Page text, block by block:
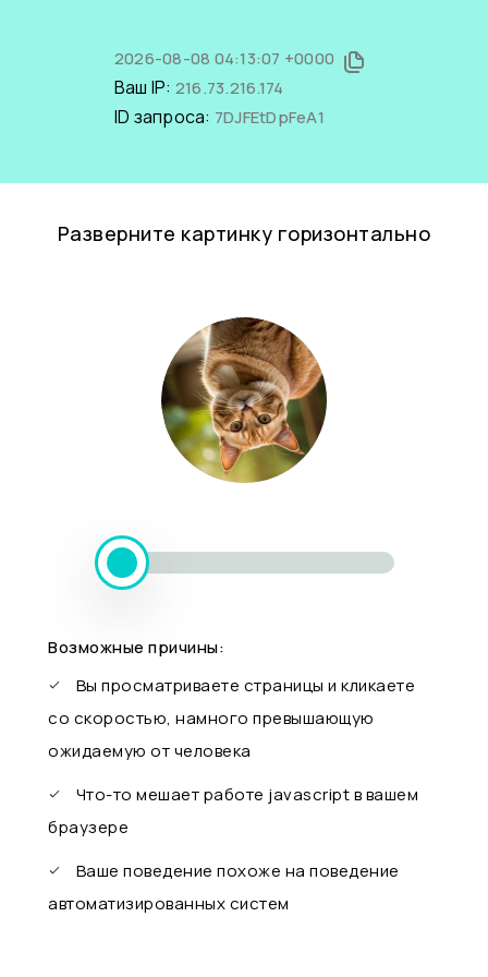
2026-08-08 04:13:07 +0000
Ваш IP: 216.73.216.174
ID запроса: 7DJFEtDpFeA1
Разверните картинку горизонтально
Возможные причины:
Вы просматриваете страницы и кликаете
со скоростью, намного превышающую
ожидаемую от человека
Что-то мешает работе javascript в вашем
браузере
Ваше поведение похоже на поведение
автоматизированных систем